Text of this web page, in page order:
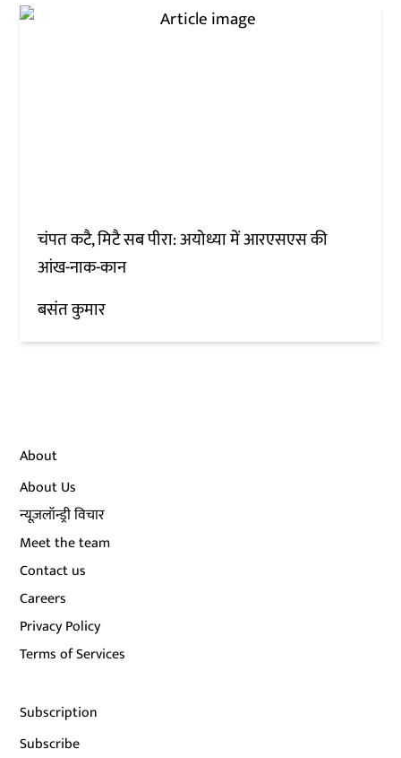
चंपत कटै, मिटै सब पीरा: अयोध्या में आरएसएस की
आंख-नाक-कान
बसंत कुमार
About
About Us
न्यूज़लॉन्ड्री विचार
Meet the team
Contact us
Careers
Privacy Policy
Terms of Services
Subscription
Subscribe